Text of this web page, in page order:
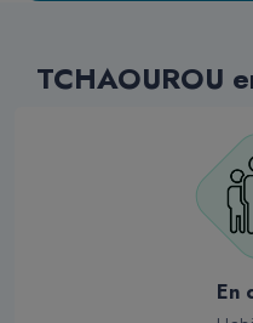
TCHAOUROU
En